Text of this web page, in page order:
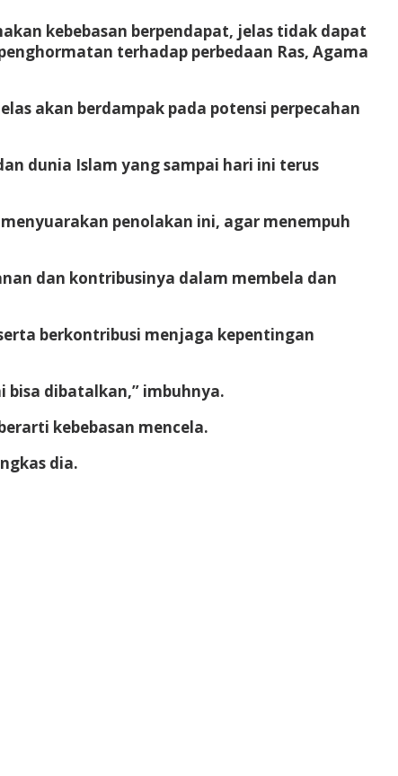
kebebasan berpendapat, jelas tidak dapat
terhadap perbedaan Ras, Agama
akan berdampak pada potensi perpecahan
dunia Islam yang sampai hari ini terus
penolakan ini, agar menempuh
dan kontribusinya dalam membela dan
berkontribusi menjaga kepentingan
bisa dibatalkan,” imbuhnya.
kebebasan mencela.
dia.